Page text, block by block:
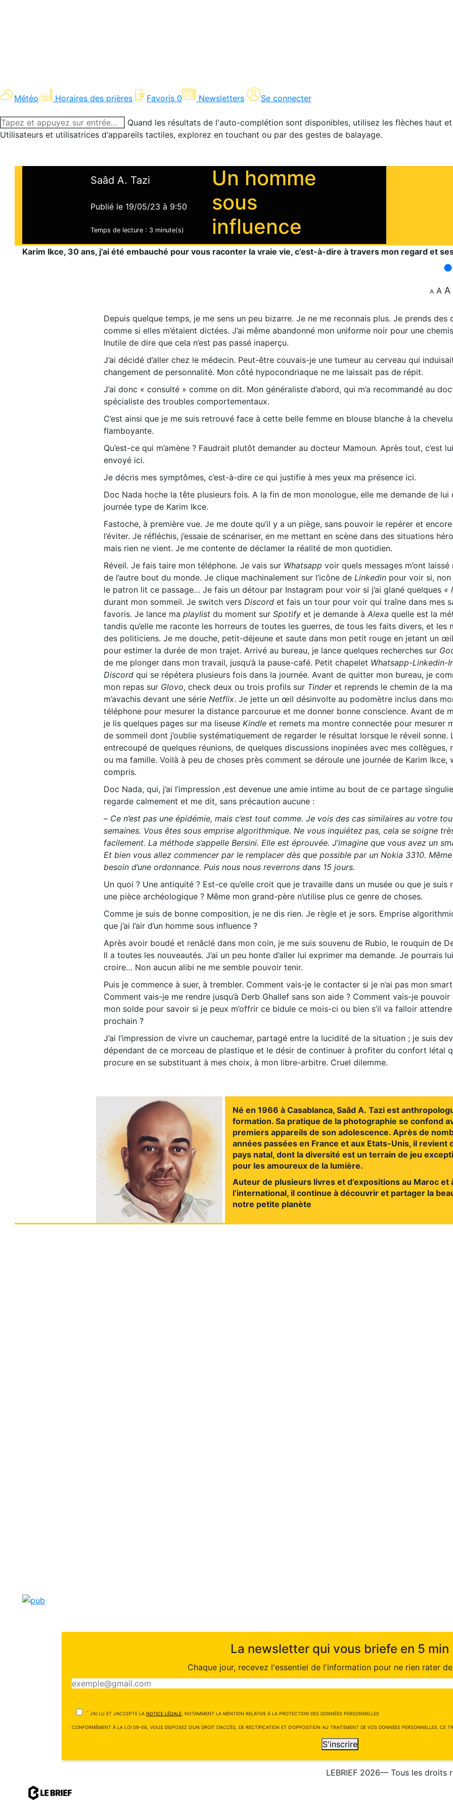
Météo Horaires des prières Favoris 0 Newsletters Se connecter
Recherche
:
Quand les résultats de l'auto-complétion sont disponibles, utilisez les flèches haut
Utilisateurs et utilisatrices d‘appareils tactiles, explorez en touchant ou par des gestes de balayage.
Saâd A. Tazi
Publié le 19/05/23 à 9:50
Temps de lecture : 3 minute(s)
Un homme
sous
influence
Karim Ikce, 30 ans, j’ai été embauché pour vous raconter la vraie vie, c’est-à-dire à travers mon regard et
A A A
Depuis quelque temps, je me sens un peu bizarre. Je ne me reconnais plus. Je prends des
comme si elles m’étaient dictées. J’ai même abandonné mon uniforme noir pour une
Inutile de dire que cela n’est pas passé inaperçu.
J’ai décidé d’aller chez le médecin. Peut-être couvais-je une tumeur au cerveau qui
changement de personnalité. Mon côté hypocondriaque ne me laissait pas de répit.
J’ai donc « consulté » comme on dit. Mon généraliste d’abord, qui m’a recommandé au
spécialiste des troubles comportementaux.
C’est ainsi que je me suis retrouvé face à cette belle femme en blouse blanche à la
flamboyante.
Qu’est-ce qui m’amène ? Faudrait plutôt demander au docteur Mamoun. Après tout, c’est lui
envoyé ici.
Je décris mes symptômes, c’est-à-dire ce qui justifie à mes yeux ma présence ici.
Doc Nada hoche la tête plusieurs fois. A la fin de mon monologue, elle me demande de lui
journée type de Karim Ikce.
Fastoche, à première vue. Je me doute qu’il y a un piège, sans pouvoir le repérer et
l’éviter. Je réfléchis, j’essaie de scénariser, en me mettant en scène dans des situations
mais rien ne vient. Je me contente de déclamer la réalité de mon quotidien.
Réveil. Je fais taire mon téléphone. Je vais sur Whatsapp voir quels messages m’ont laissé
de l’autre bout du monde. Je clique machinalement sur l’icône de Linkedinpour voir si, non
le patron lit ce passage… Je fais un détour par Instagram pour voir si j’ai glané quelques«
durant mon sommeil. Je switch vers Discordet fais un tour pour voir qui traîne dans mes
favoris. Je lance ma playlistdu moment sur Spotifyet je demande à Alexa quelle est la
tandis qu’elle me raconte les horreurs de toutes les guerres, de tous les faits divers, et les
des politiciens. Je me douche, petit-déjeune et saute dans mon petit rouge en jetant un
pour estimer la durée de mon trajet. Arrivé au bureau, je lance quelques recherches sur
de me plonger dans mon travail, jusqu’à la pause-café. Petit chapelet Whatsapp-Linkedin-
Discordqui se répétera plusieurs fois dans la journée. Avant de quitter mon bureau, je
mon repas sur Glovo, check deux ou trois profils sur Tinderet reprends le chemin de la
m’avachis devant une série Netflix. Je jette un œil désinvolte au podomètre inclus dans
téléphone pour mesurer la distance parcourue et me donner bonne conscience. Avant de
je lis quelques pages sur ma liseuse Kindleet remets ma montre connectée pour mesurer
de sommeil dont j’oublie systématiquement de regarder le résultat lorsque le réveil sonne.
entrecoupé de quelques réunions, de quelques discussions inopinées avec mes collègues,
ou ma famille. Voilà à peu de choses près comment se déroule une journée de Karim Ikce,
compris.
Doc Nada, qui, j’ai l’impression ,est devenue une amie intime au bout de ce partage
regarde calmement et me dit, sans précaution aucune :
– Ce n’est pas une épidémie, mais c’est tout comme. Je vois des cas similaires au votre
semaines. Vous êtes sous emprise algorithmique. Ne vous inquiétez pas, cela se soigne
facilement. La méthode s’appelle Bersini. Elle est éprouvée. J’imagine que vous avez un
Et bien vous allez commencer par le remplacer dès que possible par un Nokia 3310.
besoin d’une ordonnance. Puis nous nous reverrons dans 15 jours.
Un quoi ? Une antiquité ? Est-ce qu’elle croit que je travaille dans un musée ou que je suis
une pièce archéologique ? Même mon grand-père n’utilise plus ce genre de choses.
Comme je suis de bonne composition, je ne dis rien. Je règle et je sors. Emprise
que j’ai l’air d’un homme sous influence ?
Après avoir boudé et renâclé dans mon coin, je me suis souvenu de Rubio, le rouquin de
Il a toutes les nouveautés. J’ai un peu honte d’aller lui exprimer ma demande. Je pourrais
croire… Non aucun alibi ne me semble pouvoir tenir.
Puis je commence à suer, à trembler. Comment vais-je le contacter si je n’ai pas mon
Comment vais-je me rendre jusqu’à Derb Ghallef sans son aide ? Comment vais-je
mon solde pour savoir si je peux m’offrir ce bidule ce mois-ci ou bien s’il va falloir
prochain ?
J’ai l’impression de vivre un cauchemar, partagé entre la lucidité de la situation ; je suis
dépendant de ce morceau de plastique et le désir de continuer à profiter du confort létal
procure en se substituant à mes choix, à mon libre-arbitre. Cruel dilemme.
Né en 1966 à Casablanca, Saâd A. Tazi est
formation. Sa pratique de la photographie se confond
premiers appareils de son adolescence. Après de
années passées en France et aux Etats-Unis, il revient
pays natal, dont la diversité est un terrain de jeu
pour les amoureux de la lumière.
Auteur de plusieurs livres et d’expositions au Maroc et
l’international, il continue à découvrir et partager la
notre petite planète
La newsletter qui vous briefe en 5 min
Chaque jour, recevez l'essentiel de l'information pour ne rien rater
* J'AI LU ET J'ACCEPTE LA NOTICE LÉGALE , NOTAMMENT LA MENTION RELATIVE À LA PROTECTION DES DONNÉES PERSONNELLES
CONFORMÉMENT À LA LOI 09-08, VOUS DISPOSEZ D'UN DROIT D'ACCÈS, DE RECTIFICATION ET D'OPPOSITION AU TRAITEMENT DE VOS DONNÉES PERSONNELLES. CE
S'inscrire
LEBRIEF 2026— Tous les droits